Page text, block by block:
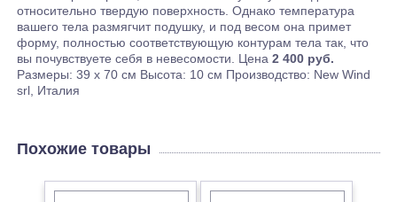
относительно твердую поверхность. Однако температура
вашего тела размягчит подушку, и под весом она примет
форму, полностью соответствующую контурам тела так, что
вы почувствуете себя в невесомости. Цена 2 400 руб.
Размеры: 39 х 70 см Высота: 10 см Производство: New Wind
srl, Италия
Похожие товары